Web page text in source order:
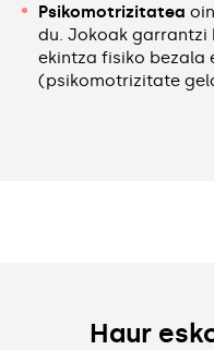
Psikomotrizitatea
du. Jokoak garrantzi
ekintza fisiko bezala
(psikomotrizitate
Haur